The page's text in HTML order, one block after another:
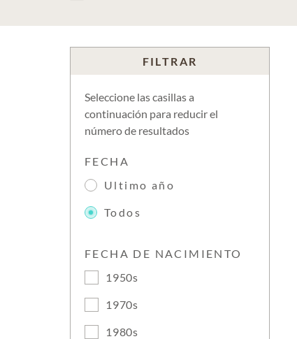
FILTRAR
Seleccione las casillas a
continuación para reducir el
número de resultados
FECHA
Ultimo año
Todos
FECHA DE NACIMIENTO
1950s
1970s
1980s